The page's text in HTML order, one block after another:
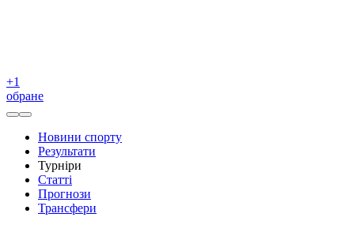
+1
обране
Новини спорту
Результати
Турніри
Статті
Прогнози
Трансфери